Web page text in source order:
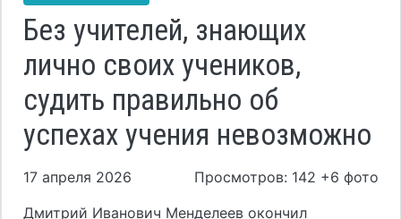
Без учителей, знающих
лично своих учеников,
судить правильно об
успехах учения невозможно
17 апреля 2026
Просмотров: 142 +6 фото
Дмитрий Иванович Менделеев окончил